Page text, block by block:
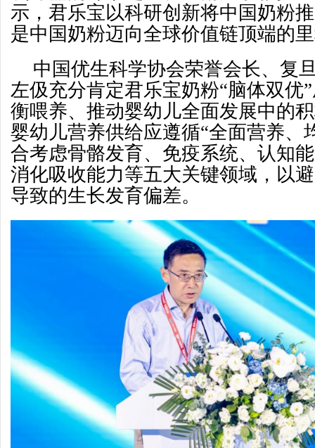
示，君乐宝以科研创新将中国奶粉
是中国奶粉迈向全球价值链顶端的
中国优生科学协会荣誉会长、复
左伋充分肯定君乐宝奶粉“脑体双优
衡喂养、推动婴幼儿全面发展中的
婴幼儿营养供给应遵循“全面营养、
合考虑骨骼发育、免疫系统、认知
消化吸收能力等五大关键领域，以
导致的生长发育偏差。